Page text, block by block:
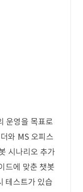
운영을 목표로
와 MS 오피스
시나리오 추가
드에 맞춘 챗봇
테스트가 있습